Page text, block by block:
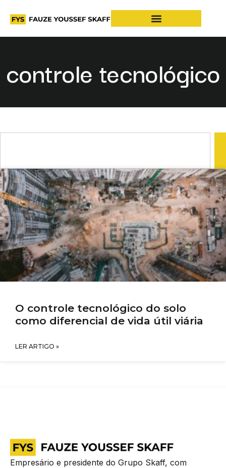
controle tecnológico
O controle tecnológico do solo
como diferencial de vida útil viária
LER ARTIGO »
Empresário e presidente do Grupo Skaff, com